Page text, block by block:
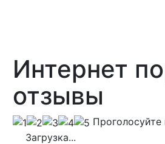
Интернет
отзывы
Загрузка...